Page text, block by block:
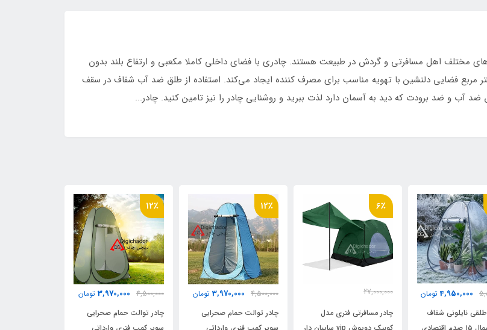
اهل مسافرتی و گردش در طبیعت هستند. چادری با فضای داخلی کاملا مکعبی و ارتفاع بلند بدون
چادر ۸ نفره مشابه یک اتاق با مساحت حدود ۶ و نیم متر مربع فضایی دلنشین با تهویه مناسب برای مصرف کننده ایجاد می‌کند. استفاده از طلق ضد آب شفاف در سقف
ضد آب و ضد برودت که دید به آسمان دارد لذت ببرید و روشنایی چادر را نیز تامین کنید. چادر...
4,950,000 تومان
طلقی نایلونی شفاف
6٪
27,000,000
25,500,000 تومان
چادر مسافرتی فنری مدل
12٪
4,500,000
3,970,000 تومان
چادر توالت حمام صحرایی
12٪
4,500,000
3,970,000 تومان
چادر توالت حمام صحرایی